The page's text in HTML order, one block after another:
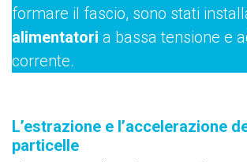
formare il fascio, sono stati
alimentatori a bassa tensione e
corrente.
L’estrazione e l’accelerazione
particelle